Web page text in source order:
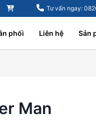
Tư vấn ngay:
phối Liên hệ Sản
Man